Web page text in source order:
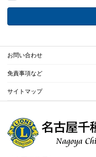
お問い合わせ
免責事項など
サイトマップ